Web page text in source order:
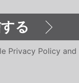
Privacy Policy and